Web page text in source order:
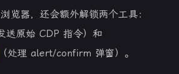
览器，还会额外解锁两个工具：
送原始 CDP 指令）和
（处理 alert/confirm 弹窗）。